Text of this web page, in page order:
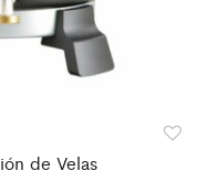
de Velas